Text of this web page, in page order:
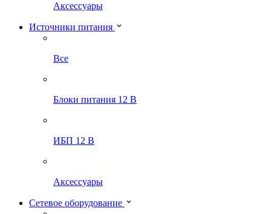
Аксессуары
Источники питания
Все
Блоки питания 12 В
ИБП 12 В
Аксессуары
Сетевое оборудование